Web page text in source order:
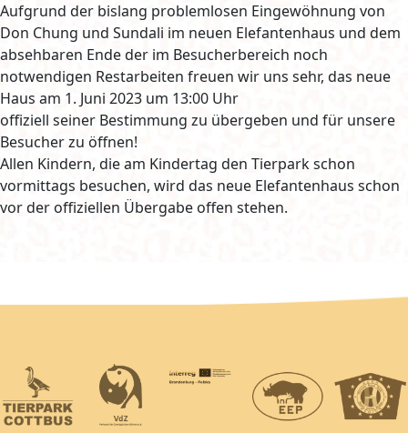
Aufgrund der bislang problemlosen Eingewöhnung von
Don Chung und Sundali im neuen Elefantenhaus und dem
absehbaren Ende der im Besucherbereich noch
notwendigen Restarbeiten freuen wir uns sehr, das neue
Haus am 1. Juni 2023 um 13:00 Uhr
offiziell seiner Bestimmung zu übergeben und für unsere
Besucher zu öffnen!
Allen Kindern, die am Kindertag den Tierpark schon
vormittags besuchen, wird das neue Elefantenhaus schon
vor der offiziellen Übergabe offen stehen.